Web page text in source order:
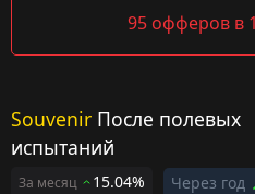
95 офферов в
Souvenir После полевых
испытаний
За месяц 15.04% Через год